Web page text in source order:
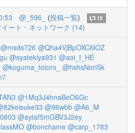
@_596_ (投稿一覧)
19
イート・ネットワーク (14)
@msds726 @Qha4VjBpOXC6lOZ
@syatekiya931 @aoi_I_HE
@koguma_totoro_
@hshsNoriSk
@1Mq3J4hnaBeO6Gc
@96wbb @A6_M
@aytaf5mGBV3J2ey
@bonchame @carp_1783